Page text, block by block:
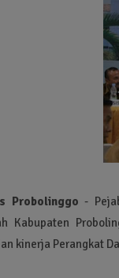
Probolinggo-
Kabupaten
kinerja Perangkat